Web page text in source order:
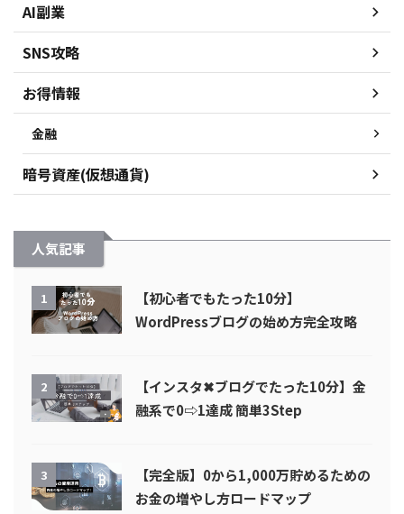
AI副業
SNS攻略
お得情報
金融
暗号資産(仮想通貨)
人気記事
1
【初心者でもたった10分】
WordPressブログの始め方完全攻略
2
【インスタ✖︎ブログでたった10分】金
融系で0⇨1達成 簡単3Step
3
【完全版】0から1,000万貯めるための
お金の増やし方ロードマップ